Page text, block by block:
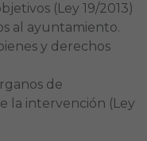
(Ley 19/2013)
al ayuntamiento.
y derechos
de
la intervención (Ley